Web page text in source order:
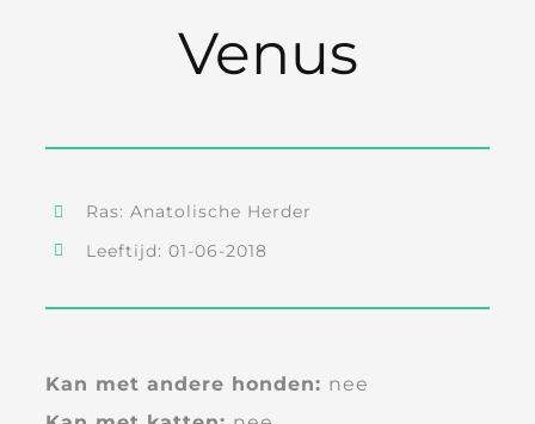
Venus
Ras: Anatolische Herder
Leeftijd: 01-06-2018
Kan met andere honden: nee